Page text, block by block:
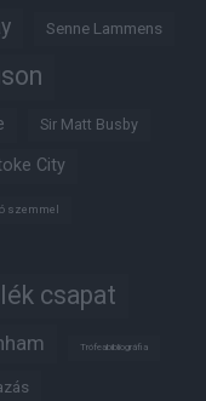
Senne Lammens
Sir Matt Busby
City
szemmel
csapat
Trófeabibliográfia